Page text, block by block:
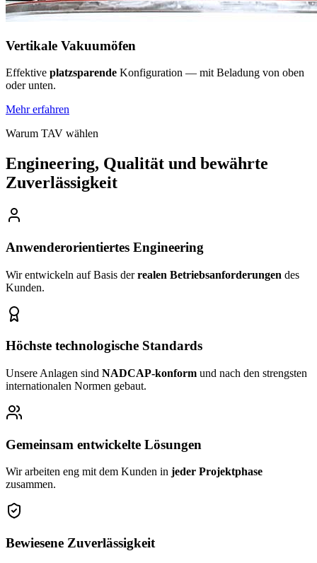
Vertikale Vakuumöfen
Effektive platzsparende Konfiguration — mit Beladung von oben
oder unten.
Mehr erfahren
Warum TAV wählen
Engineering, Qualität und bewährte
Zuverlässigkeit
Anwenderorientiertes Engineering
Wir entwickeln auf Basis derrealen Betriebsanforderungen des
Kunden.
Höchste technologische Standards
Unsere Anlagen sind NADCAP-konform und nach den strengsten
internationalen Normen gebaut.
Gemeinsam entwickelte Lösungen
Wir arbeiten eng mit dem Kunden in jeder Projektphase
zusammen.
Bewiesene Zuverlässigkeit